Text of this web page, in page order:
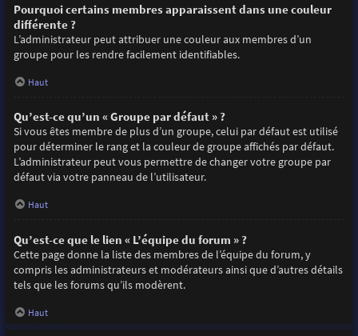
Pourquoi certains membres apparaissent dans une couleur
différente ?
L’administrateur peut attribuer une couleur aux membres d’un
groupe pour les rendre facilement identifiables.
Haut
Qu’est-ce qu’un « Groupe par défaut » ?
Si vous êtes membre de plus d’un groupe, celui par défaut est utilisé
pour déterminer le rang et la couleur de groupe affichés par défaut.
L’administrateur peut vous permettre de changer votre groupe par
défaut via votre panneau de l’utilisateur.
Haut
Qu’est-ce que le lien « L’équipe du forum » ?
Cette page donne la liste des membres de l’équipe du forum, y
compris les administrateurs et modérateurs ainsi que d’autres détails
tels que les forums qu’ils modèrent.
Haut